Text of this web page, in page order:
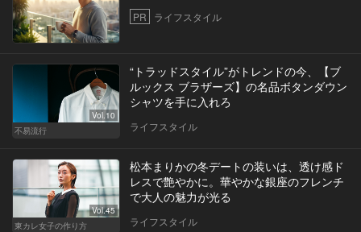
PR ライフスタイル
Vol.10
不易流行
“トラッドスタイル”がトレンドの今、【ブ
ルックス ブラザーズ】の名品ボタンダウン
シャツを手に入れろ
ライフスタイル
Vol.45
東カレ女子の作り方
松本まりかの冬デートの装いは、透け感ド
レスで艶やかに。華やかな銀座のフレンチ
で大人の魅力が光る
ライフスタイル